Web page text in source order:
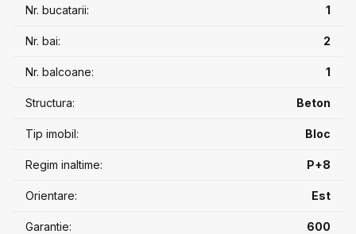
Nr. bucatarii: 1
Nr. bai: 2
Nr. balcoane: 1
Structura: Beton
Tip imobil: Bloc
Regim inaltime: P+8
Orientare: Est
Garantie: 600